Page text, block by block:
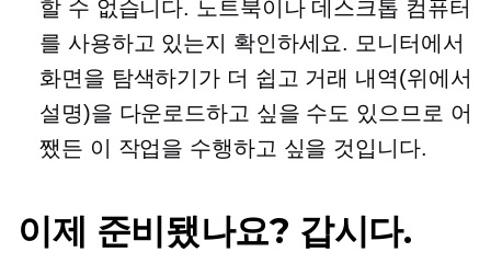
할 수 없습니다. 노트북이나 데스크톱 컴퓨터
를 사용하고 있는지 확인하세요. 모니터에서
화면을 탐색하기가 더 쉽고 거래 내역(위에서
설명)을 다운로드하고 싶을 수도 있으므로 어
쨌든 이 작업을 수행하고 싶을 것입니다.
이제 준비됐나요? 갑시다.